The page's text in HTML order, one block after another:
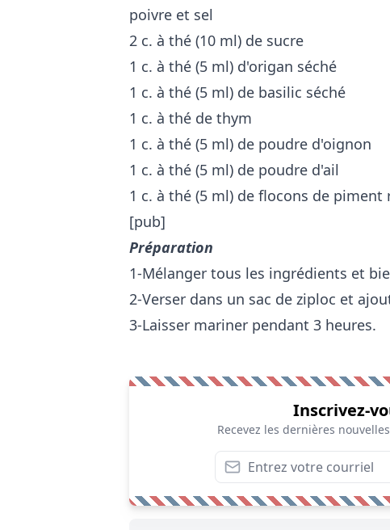
poivre et sel
2 c. à thé (10 ml) de sucre
1 c. à thé (5 ml) d'origan séché
1 c. à thé (5 ml) de basilic séché
1 c. à thé de thym
1 c. à thé (5 ml) de poudre d'oignon
1 c. à thé (5 ml) de poudre d'ail
1 c. à thé (5 ml) de flocons de piment
[pub]
Préparation
1-Mélanger tous les ingrédients et
2-Verser dans un sac de ziploc et
3-Laisser mariner pendant 3 heures.
Inscrivez-
Recevez les dernières